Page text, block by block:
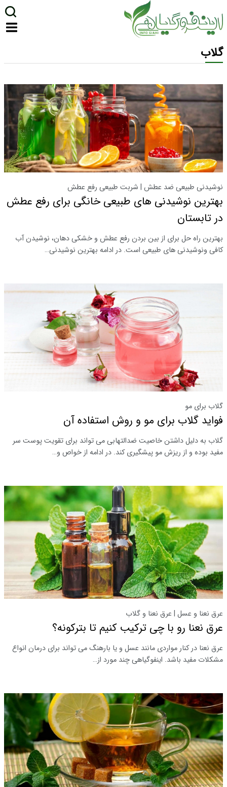
گلاب
نوشیدنی طبیعی ضد عطش | شربت طبیعی رفع عطش
بهترین نوشیدنی های طبیعی خانگی برای رفع عطش
در تابستان
بهترین راه‌ حل برای از بین بردن رفع عطش و خشکی دهان، نوشیدن آب
کافی ونوشیدنی های طبیعی است. در ادامه بهترین نوشیدنی…
گلاب برای مو
فواید گلاب برای مو و روش استفاده آن
گلاب به دلیل داشتن خاصیت ضدالتهابی می تواند برای تقویت پوست سر
مفید بوده و از ریزش مو پیشگیری کند. در ادامه از خواص و…
عرق نعنا و عسل | عرق نعنا و گلاب
عرق نعنا رو با چی ترکیب کنیم تا بترکونه؟
عرق نعنا در کنار مواردی مانند عسل و یا بارهنگ می تواند برای درمان انواع
مشکلات مفید باشد. اینفوگیاهی چند مورد از…